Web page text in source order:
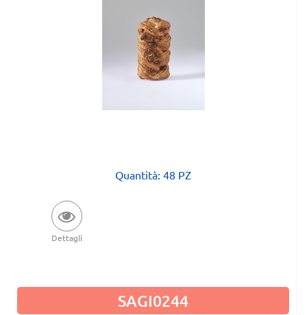
Quantità: 48 PZ
Dettagli
SAGI0244